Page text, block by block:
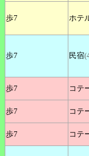
歩7 ホテ
歩7 民宿
歩7 コテ
歩7
コテ
歩7 コテ